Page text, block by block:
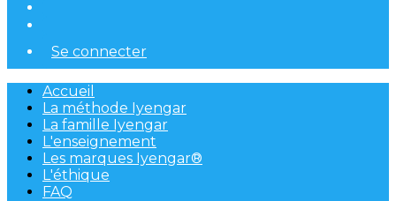
Se connecter
Accueil
La méthode Iyengar
La famille Iyengar
L'enseignement
Les marques Iyengar®
L'éthique
FAQ